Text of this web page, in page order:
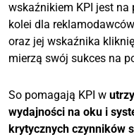
wskaźnikiem KPI jest na
kolei dla
oraz jej wskaźnika
mierzą swój sukces na
So pomagają KPI w
wydajności na oku i
krytycznych czynników